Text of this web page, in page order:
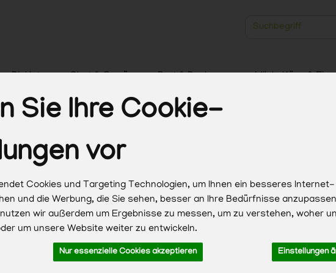
Sie Ihre Cookie-
vor
Cookies und Targeting Technologien, um Ihnen ein besseres Internet-
und die Werbung, die Sie sehen, besser an Ihre Bedürfnisse
wir außerdem um Ergebnisse zu messen, um zu verstehen, woher
um unsere Website weiter zu entwickeln.
Nur essenzielle Cookies akzeptieren Einstellungen
Produkt
Biokisten Obst & Gemüse Brot & Backwaren Milch, Käse & Eier
Haushalt & Pflege
11 von 1347
Hersteller Ernährung Allergene